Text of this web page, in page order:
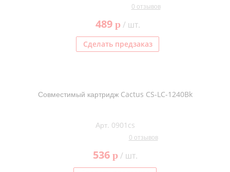
0 отзывов
489 p/ шт.
Сделать предзаказ
Совместимый картридж Cactus CS-LC-1240Bk
Арт. 0901cs
0 отзывов
536 p/ шт.